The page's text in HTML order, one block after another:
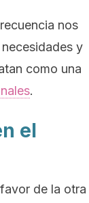
nos
y
como una
.
el
de la otra